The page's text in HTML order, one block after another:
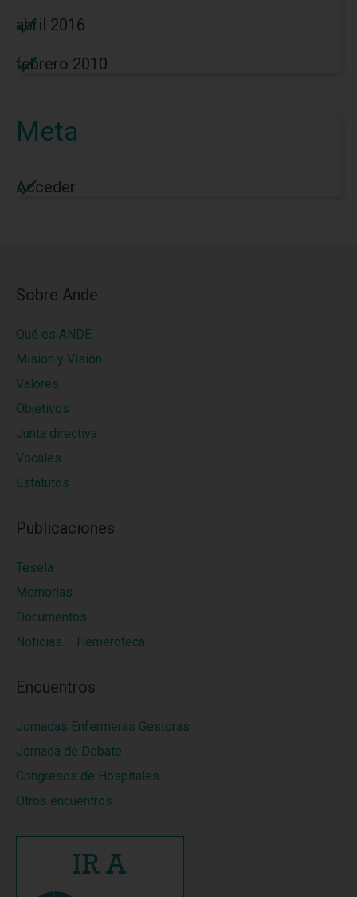
abril 2016
febrero 2010
Meta
Acceder
Sobre Ande
Qué es ANDE
Misión y Visión
Valores
Objetivos
Junta directiva
Vocales
Estatutos
Publicaciones
Tesela
Memorias
Documentos
Noticias – Hemeroteca
Encuentros
Jornadas Enfermeras Gestoras
Jornada de Debate
Congresos de Hospitales
Otros encuentros